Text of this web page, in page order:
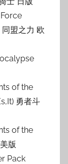
盟之力 欧
of the
勇者斗
of the
版
Pack